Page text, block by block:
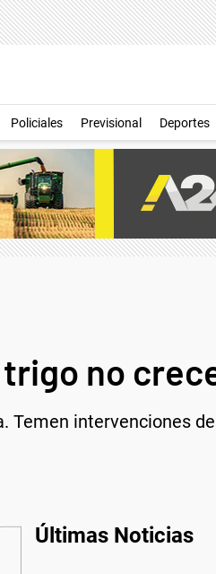
Policiales Previsional Deportes
no
Temen intervenciones
Últimas Noticias